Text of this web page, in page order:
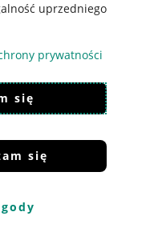
uprzedniego
prywatności
się
się
regulaminu